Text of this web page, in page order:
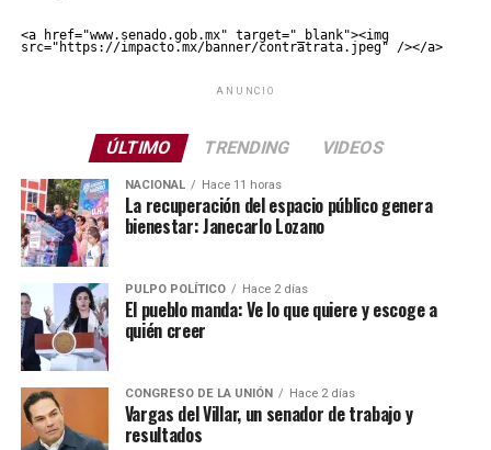
<a href="www.senado.gob.mx" target="_blank"><img
src="https://impacto.mx/banner/contratrata.jpeg" /></a>
ANUNCIO
ÚLTIMO TRENDING VIDEOS
NACIONAL Hace 11 horas
La recuperación del espacio público genera
bienestar: Janecarlo Lozano
PULPO POLÍTICO Hace 2 días
El pueblo manda: Ve lo que quiere y escoge a
quién creer
CONGRESO DE LA UNIÓN Hace 2 días
Vargas del Villar, un senador de trabajo y
resultados